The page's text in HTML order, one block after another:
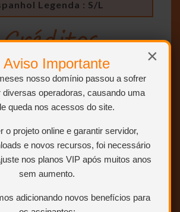
×
Aviso Importante
nosso domínio passou a sofrer
diversas operadoras, causando uma
queda nos acessos do site.
o projeto online e garantir servidor,
e novos recursos, foi necessário
nos planos VIP após muitos anos
sem aumento.
adicionando novos benefícios para
Legenda : S/L
jimjim|=-Uploader-
=|jimjim|=-
(CaNNIbal) Senha:
yhteinenolehjim